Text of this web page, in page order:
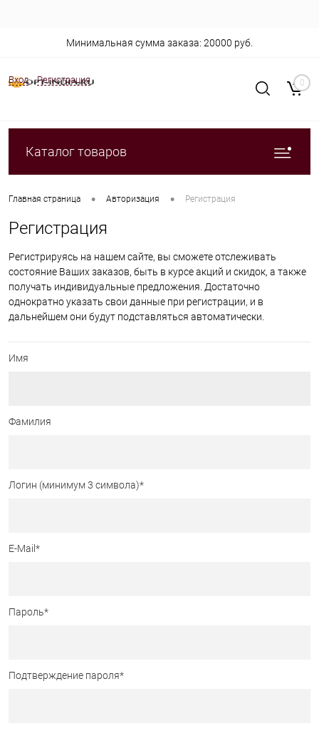
Вход Регистрация
Минимальная сумма заказа: 20000 руб.
0
Каталог товаров
Главная страница • Авторизация • Регистрация
Регистрация
Регистрируясь на нашем сайте, вы сможете отслеживать
состояние Ваших заказов, быть в курсе акций и скидок, а также
получать индивидуальные предложения. Достаточно
однократно указать свои данные при регистрации, и в
дальнейшем они будут подставляться автоматически.
Имя
Фамилия
Логин (минимум 3 символа)*
E-Mail *
Пароль*
Подтверждение пароля*